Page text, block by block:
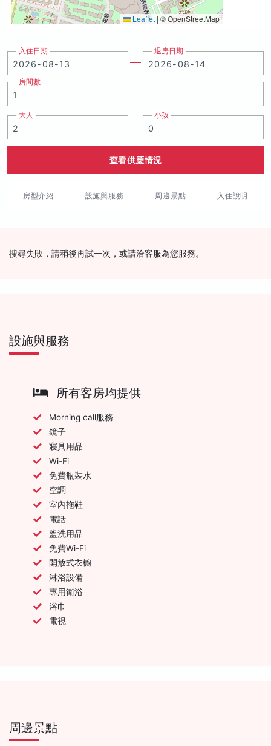
Leaflet | © OpenStreetMap
入住日期 退房日期
房間數
大人 小孩
查看供應情況
房型介紹 設施與服務 周邊景點 入住說明
搜尋失敗，請稍後再試一次，或請洽客服為您服務。
設施與服務
所有客房均提供
Morning call服務
鏡子
寢具用品
Wi-Fi
免費瓶裝水
空調
室內拖鞋
電話
盥洗用品
免費Wi-Fi
開放式衣櫥
淋浴設備
專用衛浴
浴巾
電視
周邊景點